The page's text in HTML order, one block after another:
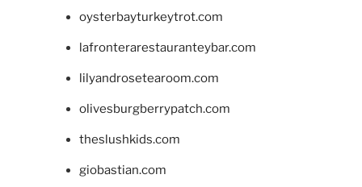
oysterbayturkeytrot.com
lafronterarestauranteybar.com
lilyandrosetearoom.com
olivesburgberrypatch.com
theslushkids.com
giobastian.com